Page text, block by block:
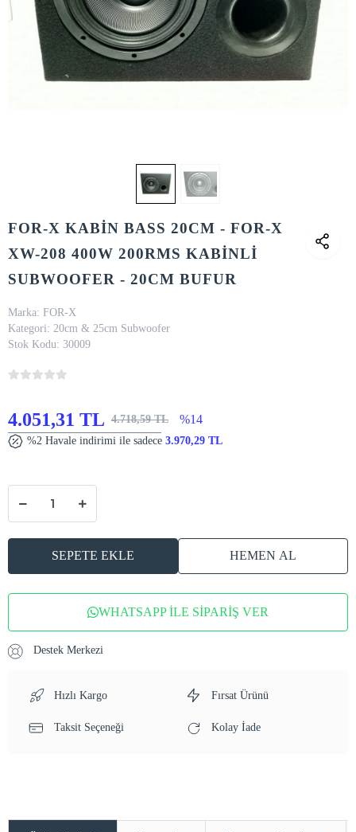
FOR-X KABİN BASS 20CM - FOR-X
XW-208 400W 200RMS KABİNLİ
SUBWOOFER - 20CM BUFUR
Marka: FOR-X
Kategori: 20cm & 25cm Subwoofer
Stok Kodu: 30009
4.051,31 TL 4.718,59 TL %14
%2 Havale indirimi ile sadece 3.970,29 TL
SEPETE EKLE HEMEN AL
WHATSAPP İLE SİPARİŞ VER
Destek Merkezi
Hızlı Kargo Fırsat Ürünü
Taksit Seçeneği Kolay İade